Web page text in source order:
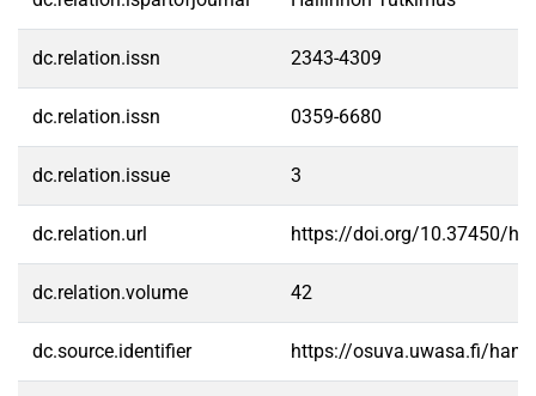
dc.relation.issn 2343-4309
dc.relation.issn 0359-6680
dc.relation.issue 3
dc.relation.url https://doi.org/10.37450/
dc.relation.volume 42
dc.source.identifier https://osuva.uwasa.fi/